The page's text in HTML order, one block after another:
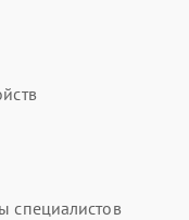
специалистов